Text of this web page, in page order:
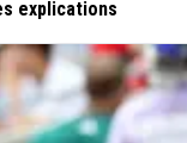
explications